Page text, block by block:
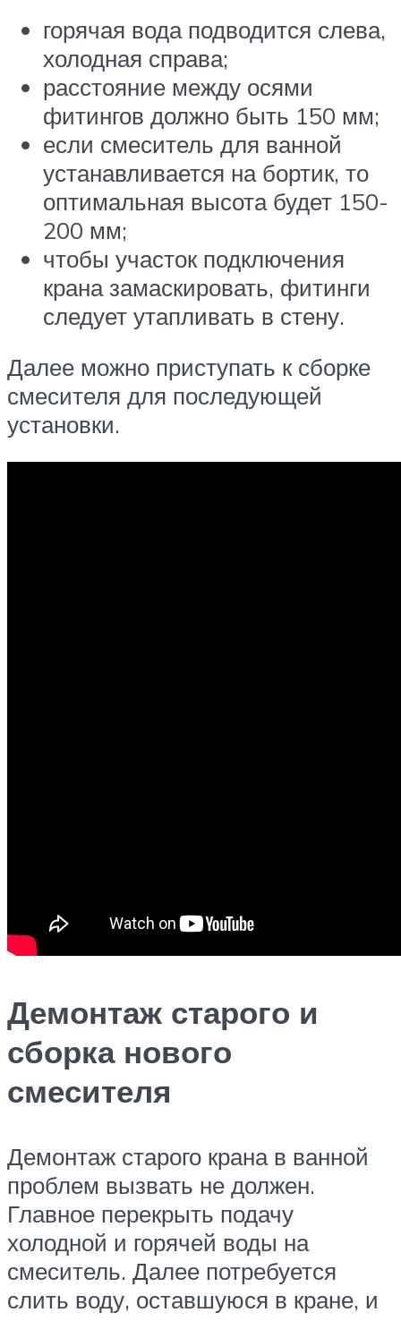
горячая вода подводится слева,
холодная справа;
расстояние между осями
фитингов должно быть 150 мм;
если смеситель для ванной
устанавливается на бортик, то
оптимальная высота будет 150-
200 мм;
чтобы участок подключения
крана замаскировать, фитинги
следует утапливать в стену.
Далее можно приступать к сборке
смесителя для последующей
установки.
Демонтаж старого и
сборка нового
смесителя
Демонтаж старого крана в ванной
проблем вызвать не должен.
Главное перекрыть подачу
холодной и горячей воды на
смеситель. Далее потребуется
слить воду, оставшуюся в кране, и